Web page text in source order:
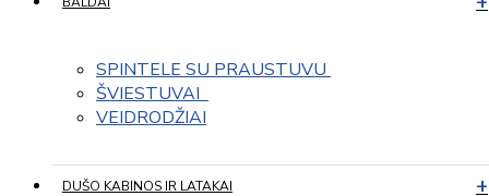
SPINTELE SU PRAUSTUVU
ŠVIESTUVAI
VEIDRODŽIAI
DUŠO KABINOS IR LATAKAI